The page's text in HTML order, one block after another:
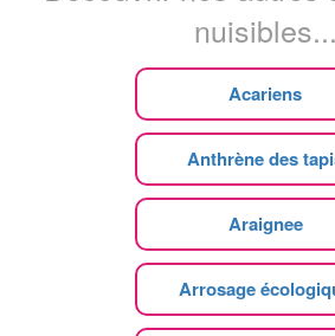
nuisibles...
Acariens
Anthrène des
Araignee
Arrosage